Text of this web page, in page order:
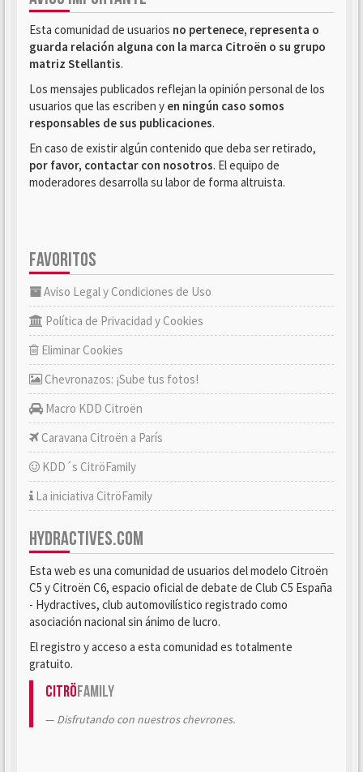
Esta comunidad de usuarios no pertenece, representa o
guarda relación alguna con la marca Citroën o su grupo
matriz Stellantis.
Los mensajes publicados reflejan la opinión personal de los
usuarios que las escriben y en ningún caso somos
responsables de sus publicaciones.
En caso de existir algún contenido que deba ser retirado,
por favor, contactar con nosotros. El equipo de
moderadores desarrolla su labor de forma altruista.
FAVORITOS
Aviso Legal y Condiciones de Uso
Política de Privacidad y Cookies
Eliminar Cookies
Chevronazos: ¡Sube tus fotos!
Macro KDD Citroën
Caravana Citroën a París
KDD´s CitröFamily
La iniciativa CitröFamily
HYDRACTIVES.COM
Esta web es una comunidad de usuarios del modelo Citroën
C5 y Citroën C6, espacio oficial de debate de Club C5 España
- Hydractives, club automovilístico registrado como
asociación nacional sin ánimo de lucro.
El registro y acceso a esta comunidad es totalmente
gratuito.
CitröFamily
Disfrutando con nuestros chevrones.